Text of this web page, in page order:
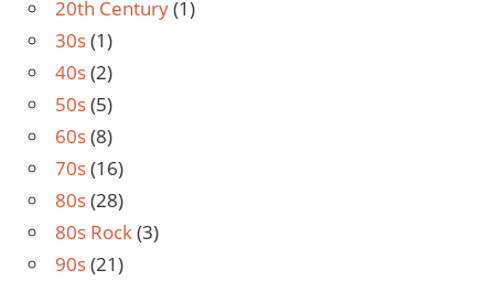
20th Century(1)
30s(1)
40s(2)
50s(5)
60s(8)
70s(16)
80s(28)
80s Rock(3)
90s(21)